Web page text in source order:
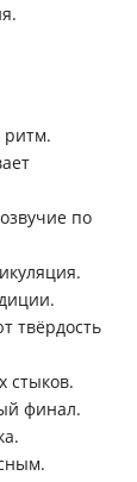
ритм.
по
твёрдость
стыков.
финал.